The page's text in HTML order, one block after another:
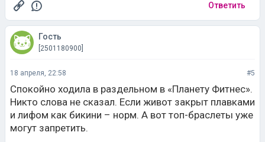
Ответить
Гость
[2501180900]
18 апреля, 22:58 #5
Спокойно ходила в раздельном в «Планету Фитнес».
Никто слова не сказал. Если живот закрыт плавками
и лифом как бикини – норм. А вот топ-браслеты уже
могут запретить.